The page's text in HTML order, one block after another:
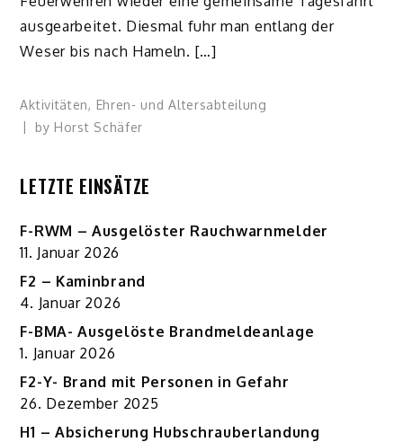
ausgearbeitet. Diesmal fuhr man entlang der
Weser bis nach Hameln. […]
Aktivitäten, Ehren- und Altersabteilung
by Horst Schäfer
LETZTE EINSÄTZE
F-RWM – Ausgelöster Rauchwarnmelder
11. Januar 2026
F2 – Kaminbrand
4. Januar 2026
F-BMA- Ausgelöste Brandmeldeanlage
1. Januar 2026
F2-Y- Brand mit Personen in Gefahr
26. Dezember 2025
H1 – Absicherung Hubschrauberlandung